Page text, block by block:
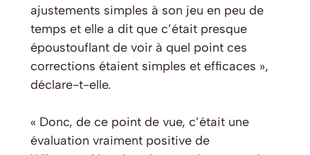
ajustements simples à son jeu en peu de
temps et elle a dit que c’était presque
époustouflant de voir à quel point ces
corrections étaient simples et efficaces »,
déclare-t-elle.
« Donc, de ce point de vue, c’était une
évaluation vraiment positive de